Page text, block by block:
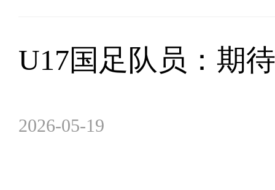
U17国足队员：期
2026-05-19